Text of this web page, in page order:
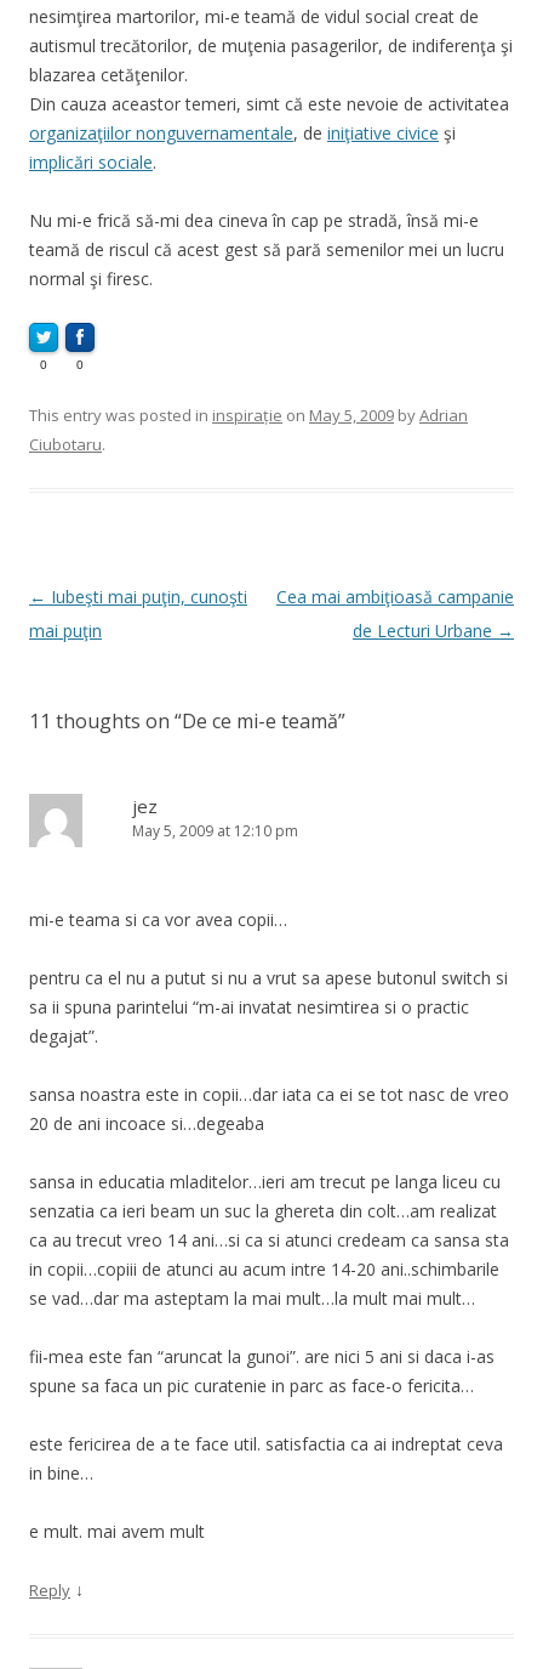
nesimţirea martorilor, mi-e teamă de vidul social creat de
autismul trecătorilor, de muţenia pasagerilor, de indiferenţa şi
blazarea cetăţenilor.
Din cauza aceastor temeri, simt că este nevoie de activitatea
organizaţiilor nonguvernamentale, de iniţiative civice şi
implicări sociale.
Nu mi-e frică să-mi dea cineva în cap pe stradă, însă mi-e
teamă de riscul că acest gest să pară semenilor mei un lucru
normal şi firesc.
0 0
This entry was posted in inspirație on May 5, 2009 byAdrian
Ciubotaru.
Post
navigation
← Iubeşti mai puţin, cunoşti
mai puţin
Cea mai ambiţioasă campanie
de Lecturi Urbane →
11 thoughts on “De ce mi-e teamă”
jez
May 5, 2009 at 12:10 pm
mi-e teama si ca vor avea copii…
pentru ca el nu a putut si nu a vrut sa apese butonul switch si
sa ii spuna parintelui “m-ai invatat nesimtirea si o practic
degajat”.
sansa noastra este in copii…dar iata ca ei se tot nasc de vreo
20 de ani incoace si…degeaba
sansa in educatia mladitelor…ieri am trecut pe langa liceu cu
senzatia ca ieri beam un suc la ghereta din colt…am realizat
ca au trecut vreo 14 ani…si ca si atunci credeam ca sansa sta
in copii…copiii de atunci au acum intre 14-20 ani..schimbarile
se vad…dar ma asteptam la mai mult…la mult mai mult…
fii-mea este fan “aruncat la gunoi”. are nici 5 ani si daca i-as
spune sa faca un pic curatenie in parc as face-o fericita…
este fericirea de a te face util. satisfactia ca ai indreptat ceva
in bine…
e mult. mai avem mult
Reply ↓